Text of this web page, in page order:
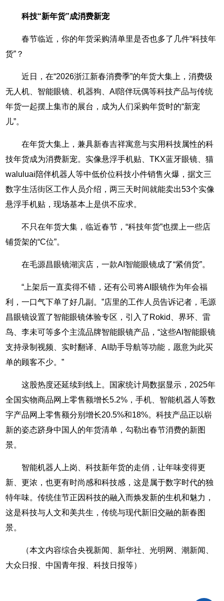
科技“新年货”成消费新宠
春节临近，你的年货采购清单里是否也多了几件“科技年
货”？
近日，在“2026浙江新春消费季”的年货大集上，消费级
无人机、智能眼镜、机器狗、AI陪伴玩偶等科技产品与传统
年货一起摆上集市的展台，成为人们采购年货时的“新宠
儿”。
在年货大集上，兼具新春吉祥寓意与实用科技属性的科
技年货成为消费新宠。实像悬浮手机贴、TKX蓝牙眼镜、猫
waluluai陪伴机器人等中低价位科技小件销售火爆，据文三
数字生活街区工作人员介绍，两三天时间就能卖出53个实像
悬浮手机贴，现场基本上是供不应求。
不只在年货大集，临近春节，“科技年货”也摆上一些店
铺货架的“C位”。
在毛源昌眼镜湖滨店，一款AI智能眼镜成了“紧俏货”。
“上架后一直卖得不错，还有公司将AI眼镜作为年会福
利，一口气下单了好几副。”店里的工作人员告诉记者，毛源
昌眼镜设置了智能眼镜体验专区，引入了Rokid、界环、雷
鸟、李未可等多个主流品牌智能眼镜产品，“这些AI智能眼镜
支持录制视频、实时翻译、AI助手导航等功能，愿意为此买
单的顾客不少。”
这股热度还延续到线上。国家统计局数据显示，2025年
全国实物商品网上零售额增长5.2%，手机、智能机器人等数
字产品网上零售额分别增长20.5%和18%。科技产品正以崭
新的姿态跻身中国人的年货清单，勾勒出春节消费的新图
景。
智能机器人上岗、科技新年货的走俏，让年味变得更
新、更浓，也更有时尚感和科技感，这是属于数字时代的独
特年味。传统佳节正因科技的融入而焕发新的生机和魅力，
这是科技与人文和美共生，传统与现代新旧交融的新春图
景。
（本文内容综合央视新闻、新华社、光明网、潮新闻、
大众日报、中国青年报、科技日报等）